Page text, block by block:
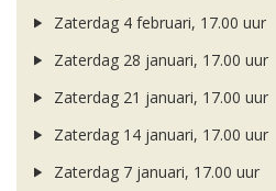
Zaterdag 4 februari, 17.00 uur
Zaterdag 28 januari, 17.00 uur
Zaterdag 21 januari, 17.00 uur
Zaterdag 14 januari, 17.00 uur
Zaterdag 7 januari, 17.00 uur